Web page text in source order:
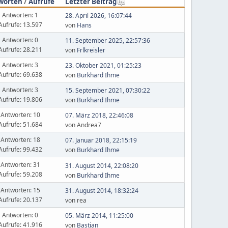
Antworten: 1
13.597
28. April 2026, 16:07:44
von Hans
Antworten: 0
28.211
11. September 2025, 22:57:36
von Frlkreisler
Antworten: 3
69.638
23. Oktober 2021, 01:25:23
von Burkhard Ihme
Antworten: 3
19.806
15. September 2021, 07:30:22
von Burkhard Ihme
Antworten: 10
51.684
07. März 2018, 22:46:08
von Andrea7
Antworten: 18
99.432
07. Januar 2018, 22:15:19
von Burkhard Ihme
Antworten: 31
59.208
31. August 2014, 22:08:20
von Burkhard Ihme
Antworten: 15
20.137
31. August 2014, 18:32:24
von rea
Antworten: 0
41.916
05. März 2014, 11:25:00
von Bastian